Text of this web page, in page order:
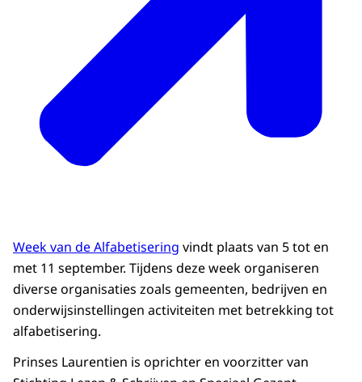
Week van de Alfabetisering vindt plaats van 5 tot en
met 11 september. Tijdens deze week organiseren
diverse organisaties zoals gemeenten, bedrijven en
onderwijsinstellingen activiteiten met betrekking tot
alfabetisering.
Prinses Laurentien is oprichter en voorzitter van